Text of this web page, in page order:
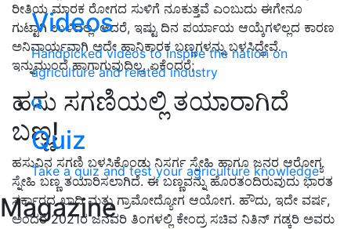
Videos
Handpicked videos to inspire the nation on
agriculture and related industry
Quiz
Take a quiz and test your agriculture knowledge
Magazine
ರೀತಿಯ ಮಾರಕ ರೋಗದ ಸುಳಿಗೆ ನೂಕುತ್ತವೆ ಎಂಬುದು ಈಗೇನೂ
ಗುಟ್ಟಾಗಿ ಉಳಿದಿಲ್ಲ. ಆದರೆ, ಇಷ್ಟು ದಿನ ಪರ್ಯಾಯ ಆಯ್ಕೆಗಳಿಲ್ಲದ ಕಾರಣ
ಅನಿವಾರ್ಯವಾಗಿ ಅದೇ ಹಾನಿಕಾರಕ ಬಣ್ಣಗಳನ್ನು ಬಳಸಿದ್ದೇವೆ.
ಇನ್ನುಮುಂದೆ ಹಾಗಾಗುವುದಿಲ್ಲ. ಏಕೆಂದರೆ;
ಹಸು ಸಗಣಿಯಲ್ಲಿ ತಯಾರಾಗಿದೆ
ಬಣ್ಣ!
ಹಸುವಿನ ಸಗಣಿ ಬಳಸಿಕೊಂಡು ನಿಸರ್ಗ ಸ್ನೇಹಿ ಹಾಗೂ ಜನರ ಆರೋಗ್ಯ
ಸ್ನೇಹಿ ಬಣ್ಣ ತಯಾರಿಸಲಾಗಿದೆ. ಈ ಬಣ್ಣವನ್ನು ಹೊರತಂದಿರುವುದು ಭಾರತ
ಸರ್ಕಾರದ ಖಾದಿ ಮತ್ತು ಗ್ರಾಮೋದ್ಯೋಗ ಆಯೋಗ. ಹೌದು, ಇದೇ ವರ್ಷ,
ಅಂದರೆ 2021ರ ಜನವರಿ ತಿಂಗಳಲ್ಲಿ ಕೇಂದ್ರ ಸಚಿವ ನಿತಿನ್ ಗಡ್ಕರಿ ಅವರು